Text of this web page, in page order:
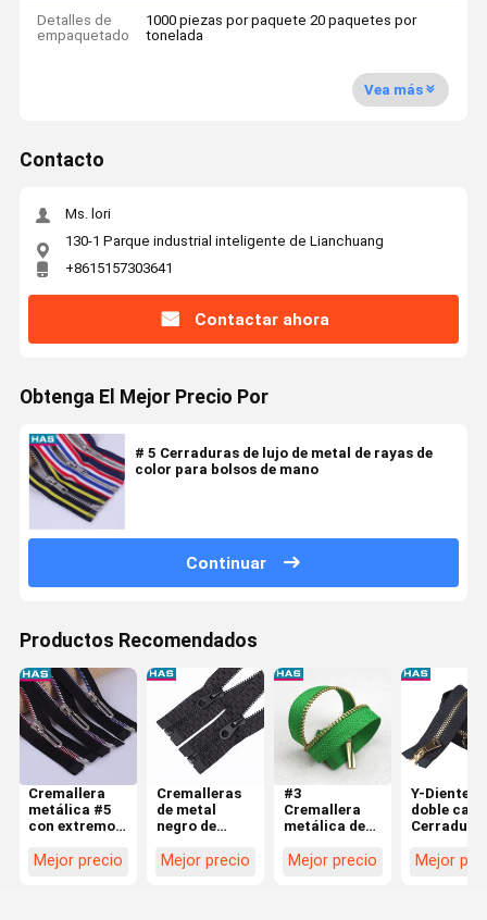
Detalles de
empaquetado
1000 piezas por paquete 20 paquetes por
tonelada
Vea más
Contacto
Ms. lori
130-1 Parque industrial inteligente de Lianchuang
+8615157303641
Contactar ahora
Obtenga El Mejor Precio Por
# 5 Cerraduras de lujo de metal de rayas de
color para bolsos de mano
Continuar
Productos Recomendados
Cremallera
metálica #5
con extremo
dientes
Mejor precio
Cremalleras
de metal
negro de
abierto de
Mejor precio
#3
Cremallera
metálica de
personalizada
Mejor precio
Y-Diente
doble
Cerradura
metal para
Mejor